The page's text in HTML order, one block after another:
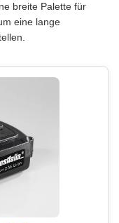
breite Palette für
eine lange